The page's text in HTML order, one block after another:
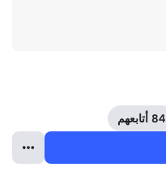
84 أتابعهم